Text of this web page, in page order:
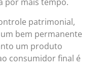
patrimonial,
bem permanente
um produto
consumidor final é